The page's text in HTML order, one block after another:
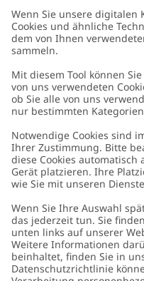
Kundenservice
Kontaktieren Sie uns
FAQ
Barrierefreiheit
Datenschutzrichtlinie
Über uns
Über Newbie
Nachhaltigkeit
Impressum
Germany
Cookies